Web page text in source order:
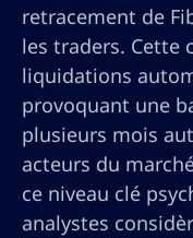
retracement de
les traders. Cette
liquidations
provoquant une
plusieurs mois
acteurs du
ce niveau clé
analystes